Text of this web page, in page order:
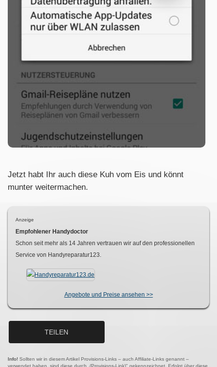
Jetzt habt Ihr auch diese Kuh vom Eis und könnt
munter weitermachen.
Anzeige
Empfohlener Handydoctor
Schon seit mehr als 14 Jahren vertrauen wir auf den professionellen
Service von Handyreparatur123.
Angebote und Preise ansehen >>
TEILEN
Info! Sollten wir in diesem Artikel Provisions-Links – auch Affiliate-Links genannt –
verwendet haben, sind diese durch „(Provisions-Link)" gekennzeichnet. Erfolgt über diese